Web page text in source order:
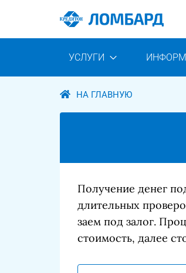
УСЛУГИ
НА ГЛАВНУЮ
Получение денег
длительных
заем под залог.
стоимость, далее